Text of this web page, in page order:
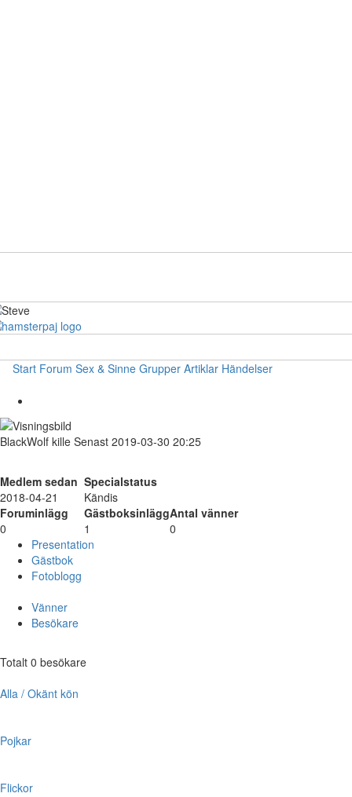
Start Forum Sex & Sinne Grupper Artiklar Händelser
BlackWolf kille Senast 2019-03-30 20:25
Medlem sedan Specialstatus
2018-04-21
Kändis
Foruminlägg
GästboksinläggAntal vänner
0
1
0
Presentation
Gästbok
Fotoblogg
Vänner
Besökare
Totalt 0 besökare
Alla / Okänt kön
Pojkar
Flickor